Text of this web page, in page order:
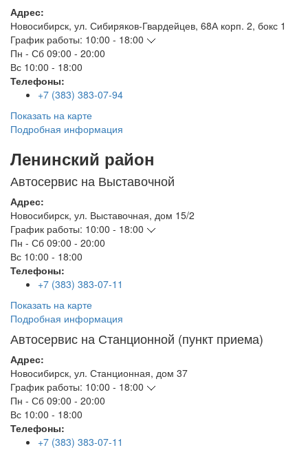
Адрес:
Новосибирск, ул. Сибиряков-Гвардейцев, 68А корп. 2, бокс 1
График работы: 10:00 - 18:00
Пн - Сб 09:00 - 20:00
Вс 10:00 - 18:00
Телефоны:
+7 (383) 383-07-94
Показать на карте
Подробная информация
Ленинский район
Автосервис на Выставочной
Адрес:
Новосибирск, ул. Выставочная, дом 15/2
График работы: 10:00 - 18:00
Пн - Сб 09:00 - 20:00
Вс 10:00 - 18:00
Телефоны:
+7 (383) 383-07-11
Показать на карте
Подробная информация
Автосервис на Станционной (пункт приема)
Адрес:
Новосибирск, ул. Станционная, дом 37
График работы: 10:00 - 18:00
Пн - Сб 09:00 - 20:00
Вс 10:00 - 18:00
Телефоны:
+7 (383) 383-07-11